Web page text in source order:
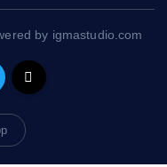
by igmastudio.com